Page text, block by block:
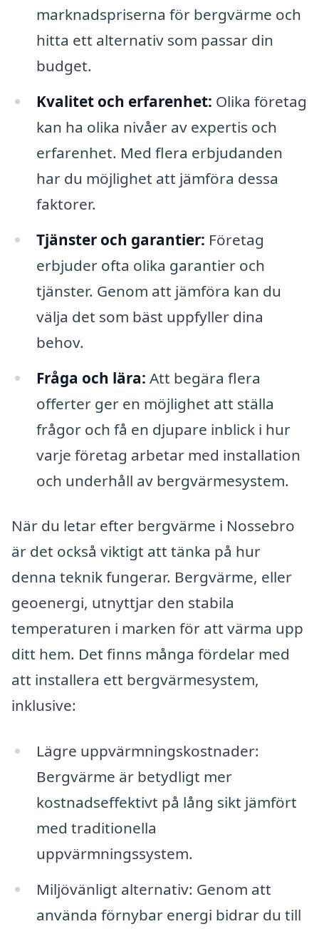
marknadspriserna för bergvärme och
hitta ett alternativ som passar din
budget.
Kvalitet och erfarenhet: Olika företag
kan ha olika nivåer av expertis och
erfarenhet. Med flera erbjudanden
har du möjlighet att jämföra dessa
faktorer.
Tjänster och garantier: Företag
erbjuder ofta olika garantier och
tjänster. Genom att jämföra kan du
välja det som bäst uppfyller dina
behov.
Fråga och lära: Att begära flera
offerter ger en möjlighet att ställa
frågor och få en djupare inblick i hur
varje företag arbetar med installation
och underhåll av bergvärmesystem.
När du letar efter bergvärme i Nossebro
är det också viktigt att tänka på hur
denna teknik fungerar. Bergvärme, eller
geoenergi, utnyttjar den stabila
temperaturen i marken för att värma upp
ditt hem. Det finns många fördelar med
att installera ett bergvärmesystem,
inklusive:
Lägre uppvärmningskostnader:
Bergvärme är betydligt mer
kostnadseffektivt på lång sikt jämfört
med traditionella
uppvärmningssystem.
Miljövänligt alternativ: Genom att
använda förnybar energi bidrar du till